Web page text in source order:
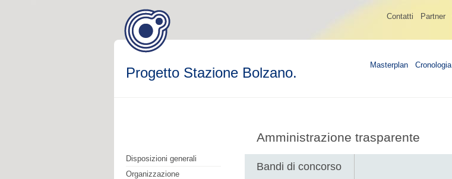
Contatti Partner
Progetto Stazione Bolzano. Masterplan Cronologia
Disposizioni generali
Organizzazione
Amministrazione trasparente
Bandi di concorso